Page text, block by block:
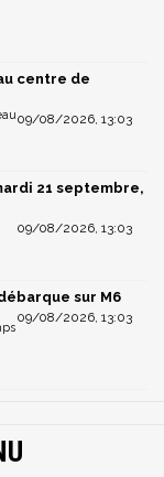
centre de
09/08/2026, 13:03
21 septembre,
09/08/2026, 13:03
sur M6
09/08/2026, 13:03